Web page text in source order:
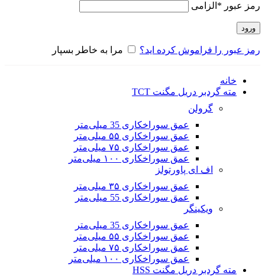
رمز عبور * الزامی
ورود
رمز عبور را فراموش کرده اید؟ مرا به خاطر بسپار
خانه
مته گردبر دریل مگنت TCT
گرولن
عمق سوراخکاری 35 میلی‌متر
عمق سوراخکاری ۵۵ میلی‌متر
عمق سوراخکاری ۷۵ میلی‌متر
عمق سوراخکاری ۱۰۰ میلی‌متر
اف ای پاورتولز
عمق سوراخکاری ۳۵ میلی‌متر
عمق سوراخکاری 55 میلی‌متر
ویکینگر
عمق سوراخکاری 35 میلی‌متر
عمق سوراخکاری ۵۵ میلی‌متر
عمق سوراخکاری ۷۵ میلی‌متر
عمق سوراخکاری ۱۰۰ میلی‌متر
مته گردبر دریل مگنت HSS